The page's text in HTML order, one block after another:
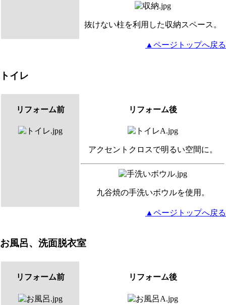
抜けない柱を利用した収納スペース。
▲ページトップへ戻る
トイレ
リフォーム前 リフォーム後
アクセントクロスで明るい空間に。
九谷焼の手洗いボウルを使用。
▲ページトップへ戻る
お風呂、洗面脱衣室
リフォーム前 リフォーム後